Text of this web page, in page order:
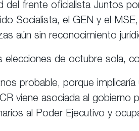
del frente oficialista Juntos
Socialista, el GEN y el
aún sin reconocimiento
elecciones de octubre sola,
probable, porque
viene asociada al gobierno
al Poder Ejecutivo y